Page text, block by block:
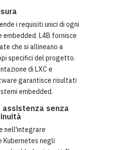
i requisiti unici di ogni
L4B fornisce
che si allineano a
specifici del progetto.
di LXC e
garantisce risultati
embedded.
senza
nell'integrare
negli